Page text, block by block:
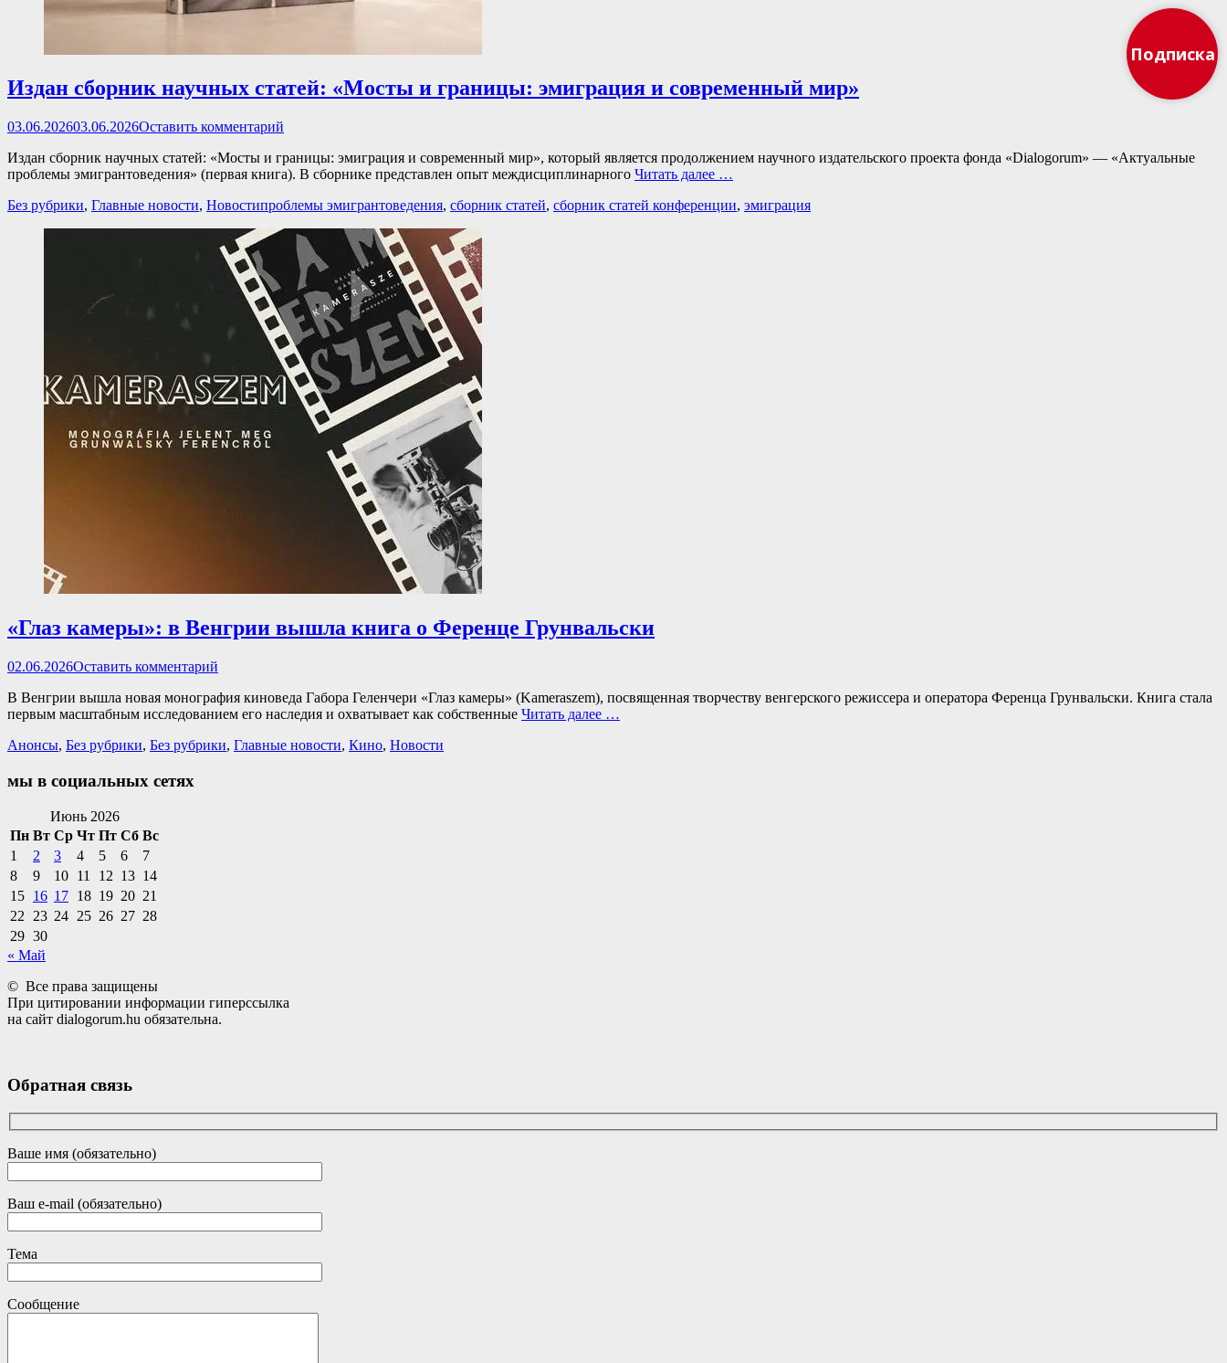
Издан сборник научных статей: «Мосты и границы: эмиграция и современный мир»
Опубликовано
03.06.202603.06.2026Оставить комментарий
Издан сборник научных статей: «Мосты и границы: эмиграция и современный мир», который является продолжением научного издательского проекта фонда «Dialogorum» — «Актуальные
проблемы эмигрантоведения» (первая книга). В сборнике представлен опыт междисциплинарного Читать далее …
Категории
Без рубрики, Главные новости, НовостиТеги
проблемы эмигрантоведения, сборник статей, сборник статей конференции, эмиграция
«Глаз камеры»: в Венгрии вышла книга о Ференце Грунвальски
Опубликовано
02.06.2026Оставить комментарий
В Венгрии вышла новая монография киноведа Габора Геленчери «Глаз камеры» (Kameraszem), посвященная творчеству венгерского режиссера и оператора Ференца Грунвальски. Книга стала
первым масштабным исследованием его наследия и охватывает как собственные Читать далее …
Категории
Анонсы, Без рубрики, Без рубрики, Главные новости, Кино, Новости
мы в социальных сетях
Facebook
Instagram
VKontakte
ТелефонИюнь 2026
Пн Вт Ср Чт Пт Сб Вс
1
2 3 4 5 6
7
8
9 10 11 12 13 14
15 16 17 18 19 20 21
22
23 24 25 26 27 28
29 30
« Май
© Все права защищены
При цитировании информации гиперссылка
на сайт dialogorum.hu обязательна.
Обратная связь
Ваше имя (обязательно)
Ваш e-mail (обязательно)
Тема
Сообщение
Подписка